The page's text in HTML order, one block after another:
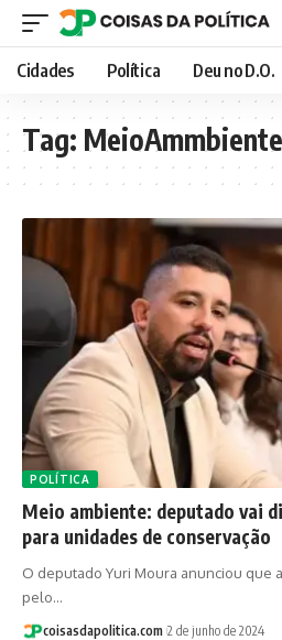
Cidades Política Deu no D.O.
Tag: MeioAmmbiente
POLÍTICA
Meio ambiente: deputado vai
para unidades de conservação
O deputado Yuri Moura anunciou que
pelo…
coisasdapolitica.com 2 de junho de 2024